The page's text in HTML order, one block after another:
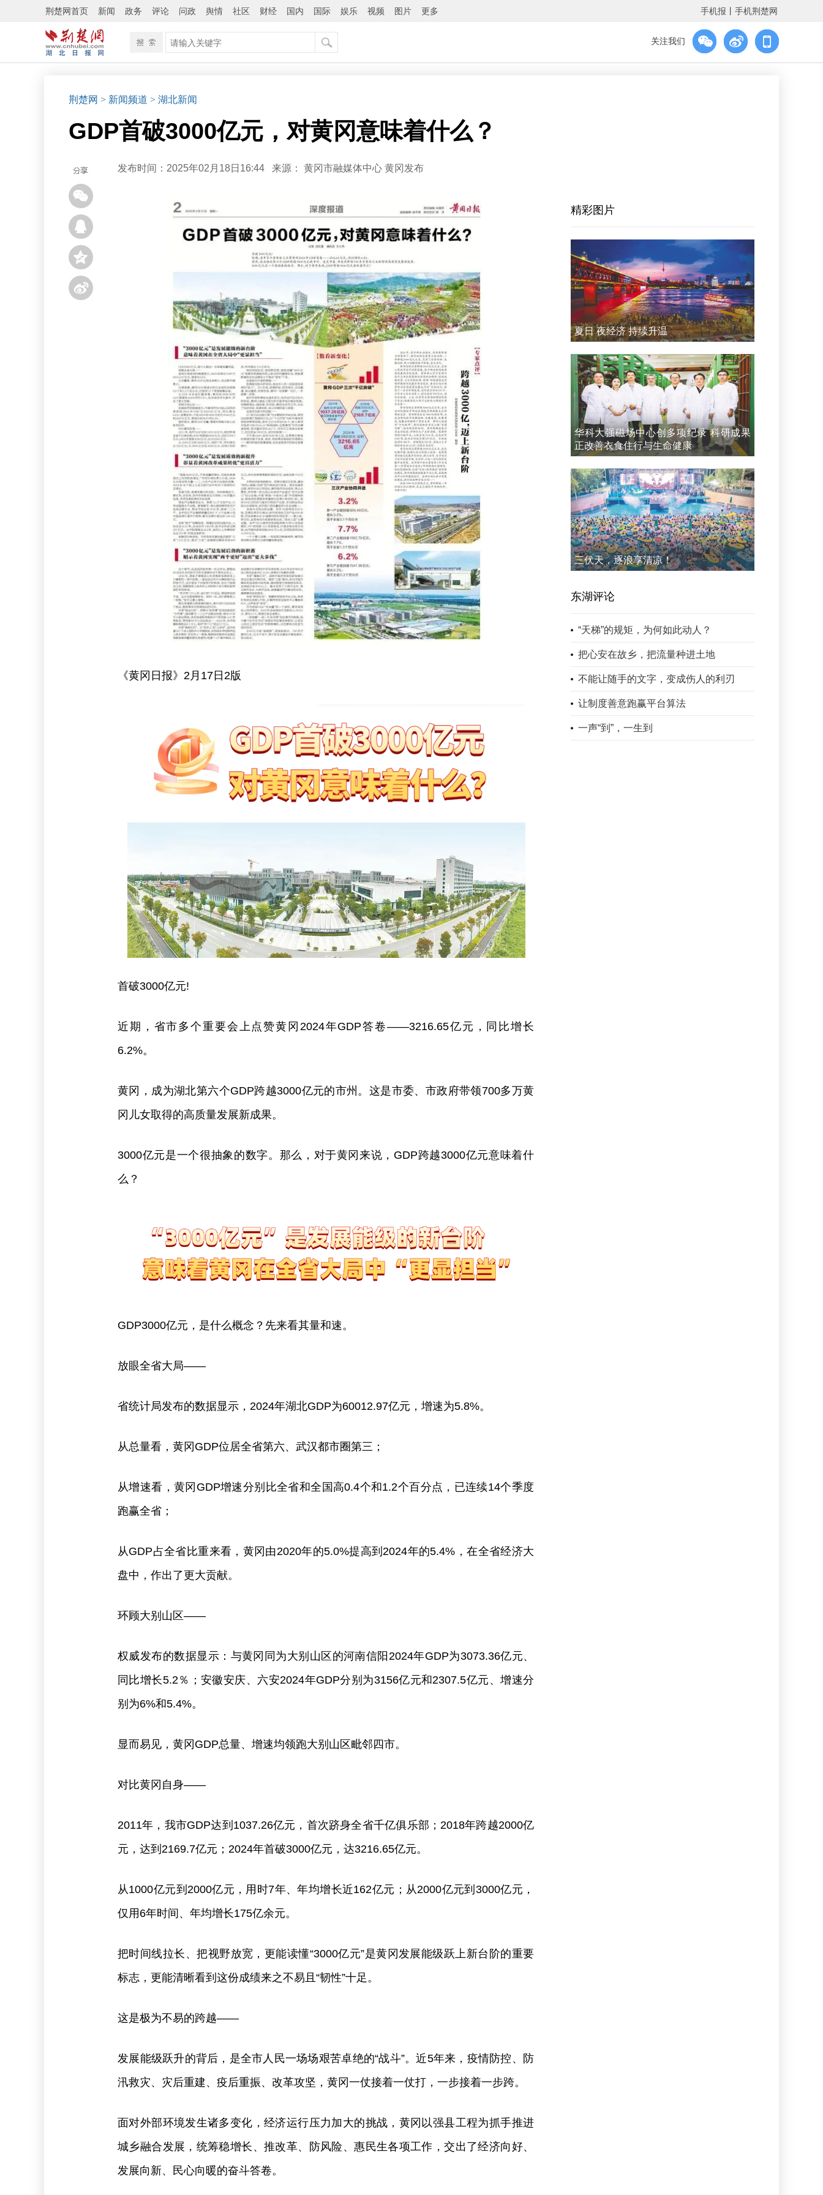
荆楚网首页 新闻 政务 评论 问政 舆情 社区 财经 国内 国际 娱乐 视频 图片 更多 手机报 手机荆楚网
关注我们
荆楚网 > 新闻频道 > 湖北新闻
GDP首破3000亿元，对黄冈意味着什么？
发布时间：2025年02月18日16:44 来源： 黄冈市融媒体中心 黄冈发布
《黄冈日报》2月17日2版
首破3000亿元!
近期，省市多个重要会上点赞黄冈2024年GDP答卷——3216.65亿元，同比增长
6.2%。
黄冈，成为湖北第六个GDP跨越3000亿元的市州。这是市委、市政府带领700多万黄
冈儿女取得的高质量发展新成果。
3000亿元是一个很抽象的数字。那么，对于黄冈来说，GDP跨越3000亿元意味着什
么？
GDP3000亿元，是什么概念？先来看其量和速。
放眼全省大局——
省统计局发布的数据显示，2024年湖北GDP为60012.97亿元，增速为5.8%。
从总量看，黄冈GDP位居全省第六、武汉都市圈第三；
从增速看，黄冈GDP增速分别比全省和全国高0.4个和1.2个百分点，已连续14个季度
跑赢全省；
从GDP占全省比重来看，黄冈由2020年的5.0%提高到2024年的5.4%，在全省经济大
盘中，作出了更大贡献。
环顾大别山区——
权威发布的数据显示：与黄冈同为大别山区的河南信阳2024年GDP为3073.36亿元、
同比增长5.2％；安徽安庆、六安2024年GDP分别为3156亿元和2307.5亿元、增速分
别为6%和5.4%。
显而易见，黄冈GDP总量、增速均领跑大别山区毗邻四市。
对比黄冈自身——
2011年，我市GDP达到1037.26亿元，首次跻身全省千亿俱乐部；2018年跨越2000亿
元，达到2169.7亿元；2024年首破3000亿元，达3216.65亿元。
从1000亿元到2000亿元，用时7年、年均增长近162亿元；从2000亿元到3000亿元，
仅用6年时间、年均增长175亿余元。
把时间线拉长、把视野放宽，更能读懂“3000亿元”是黄冈发展能级跃上新台阶的重要
标志，更能清晰看到这份成绩来之不易且“韧性”十足。
这是极为不易的跨越——
发展能级跃升的背后，是全市人民一场场艰苦卓绝的“战斗”。近5年来，疫情防控、防
汛救灾、灾后重建、疫后重振、改革攻坚，黄冈一仗接着一仗打，一步接着一步跨。
面对外部环境发生诸多变化，经济运行压力加大的挑战，黄冈以强县工程为抓手推进
城乡融合发展，统筹稳增长、推改革、防风险、惠民生各项工作，交出了经济向好、
发展向新、民心向暖的奋斗答卷。
精彩图片
夏日 夜经济 持续升温
华科大强磁场中心创多项纪录 科研成果
正改善衣食住行与生命健康
三伏天，逐浪享清凉！
东湖评论
“天梯”的规矩，为何如此动人？
把心安在故乡，把流量种进土地
不能让随手的文字，变成伤人的利刃
让制度善意跑赢平台算法
一声“到”，一生到